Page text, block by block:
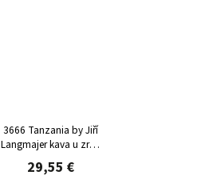
3666 Tanzania by Jiří
Langmajer kava u zrnu
500 g
29,55 €